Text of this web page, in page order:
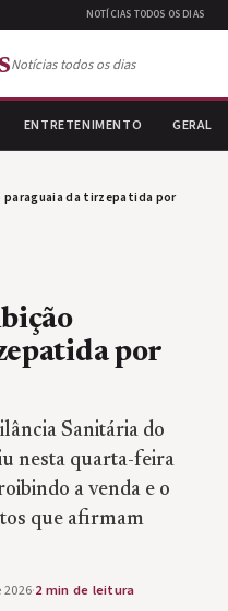
NOTÍCIAS TODOS OS DIAS
Notícias todos os dias
ENTRETENIMENTO GERAL
paraguaia da tirzepatida por
por
Sanitária do
nesta quarta-feira
a venda e o
que afirmam
·2 min de leitura